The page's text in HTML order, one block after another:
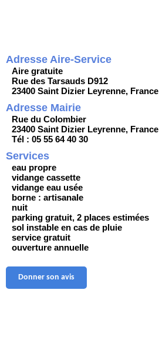
Adresse Aire-Service
Aire gratuite
Rue des Tarsauds D912
23400 Saint Dizier Leyrenne, France
Adresse Mairie
Rue du Colombier
23400 Saint Dizier Leyrenne, France
Tél : 05 55 64 40 30
Services
eau propre
vidange cassette
vidange eau usée
borne : artisanale
nuit
parking gratuit, 2 places estimées
sol instable en cas de pluie
service gratuit
ouverture annuelle
Donner son avis